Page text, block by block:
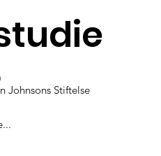
Johnsons Stiftelse